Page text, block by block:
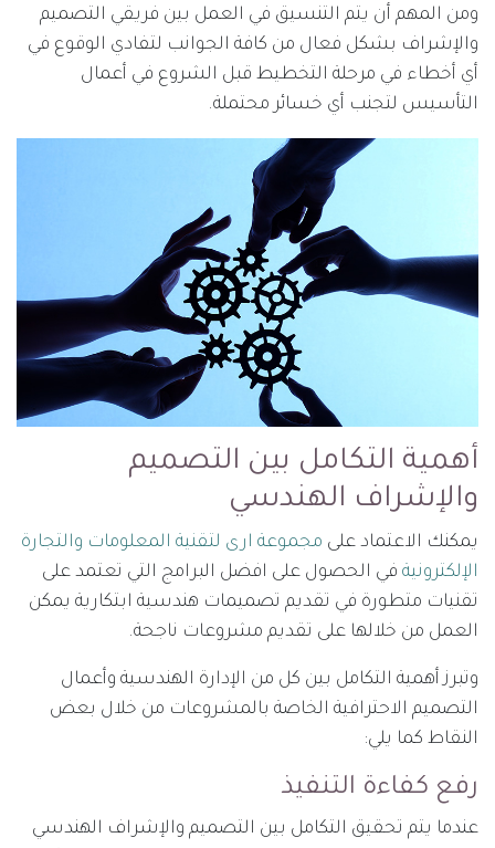
ومن المهم أن يتم التنسيق في العمل بين فريقي التصميم
والإشراف بشكل فعال من كافة الجوانب لتفادي الوقوع في
أي أخطاء في مرحلة التخطيط قبل الشروع في أعمال
التأسيس لتجنب أي خسائر محتملة.
أهمية التكامل بين التصميم
والإشراف الهندسي
يمكنك الاعتماد على مجموعة ارى لتقنية المعلومات والتجارة
الإلكترونية في الحصول على افضل البرامج التي تعتمد على
تقنيات متطورة في تقديم تصميمات هندسية ابتكارية يمكن
العمل من خلالها على تقديم مشروعات ناجحة.
وتبرز أهمية التكامل بين كل من الإدارة الهندسية وأعمال
التصميم الاحترافية الخاصة بالمشروعات من خلال بعض
النقاط كما يلي:
رفع كفاءة التنفيذ
عندما يتم تحقيق التكامل بين التصميم والإشراف الهندسي